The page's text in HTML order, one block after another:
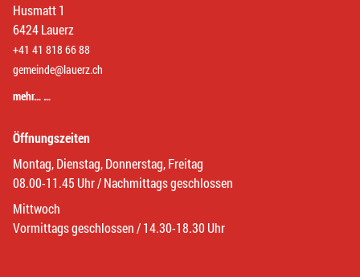
Husmatt 1
6424 Lauerz
+41 41 818 66 88
gemeinde@lauerz.ch
mehr… …
Öffnungszeiten
Montag, Dienstag, Donnerstag, Freitag
08.00-11.45 Uhr / Nachmittags geschlossen
Mittwoch
Vormittags geschlossen / 14.30-18.30 Uhr